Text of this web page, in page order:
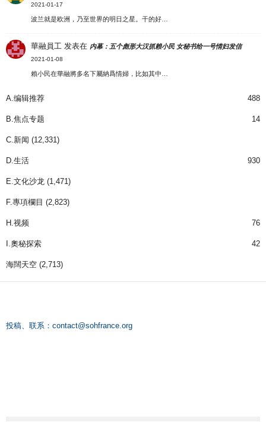
2021-01-17
波兰就是欧洲，乃至世界的明日之星。干的好…
華融員工 发表在 内幕：五个彪形大汉抓赖小民 女秘书给一号情妇发信
2021-01-08
賴小民在華融將多名下屬納爲情婦，比如其中…
A.编辑推荐 488
B.焦点专题 14
C.新闻 (12,331)
D.生活 930
E.文化沙龙 (1,471)
F.專項欄目 (2,823)
H.视频 76
I.奧秘探索 42
海闊天空 (2,713)
投稿、联系： contact@sohfrance.org